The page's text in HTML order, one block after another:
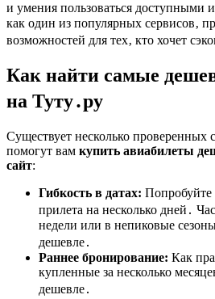
и умения пользоваться доступными
как один из популярных сервисов‚
возможностей для тех‚ кто хочет
Как найти самые
на Туту․ру
Существует несколько проверенных
помогут вам купить авиабилеты
сайт:
Гибкость в датах: Попробуйте
прилета на несколько дней․
недели или в непиковые
дешевле․
Раннее бронирование: Как
купленные за несколько
дешевле․